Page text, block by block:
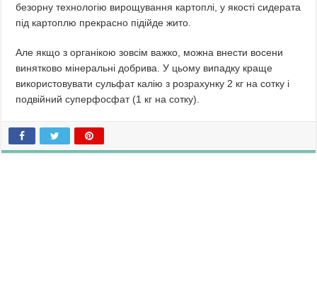
безорну технологію вирощування картоплі, у якості сидерата
під картоплю прекрасно підійде жито.
Але якщо з органікою зовсім важко, можна внести восени
винятково мінеральні добрива. У цьому випадку краще
використовувати сульфат калію з розрахунку 2 кг на сотку і
подвійний суперфосфат (1 кг на сотку).